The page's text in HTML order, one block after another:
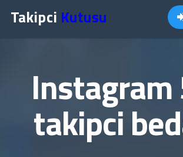
Takipci Kutusu
Instagram
takipci